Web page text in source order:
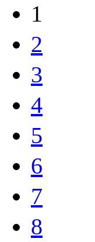
1
2
3
4
5
6
7
8